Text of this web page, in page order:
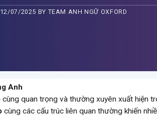
12/07/2025 BY TEAM ANH NGỮ OXFORD
Anh
quan trọng và thường xuyên xuất hiện
cùng các cấu trúc liên quan thường khiến